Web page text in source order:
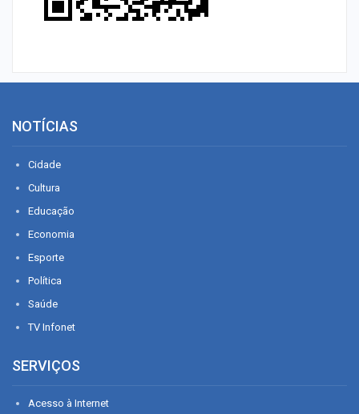
NOTÍCIAS
Cidade
Cultura
Educação
Economia
Esporte
Política
Saúde
TV Infonet
SERVIÇOS
Acesso à Internet